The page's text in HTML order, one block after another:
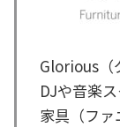
Glorious（
DJや音楽
家具（フ